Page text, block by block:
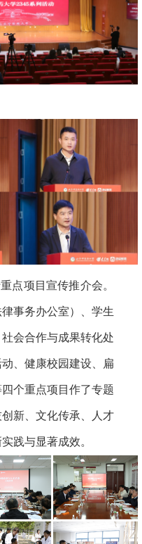
点项目宣传推介会。
事务办公室）、学生
会合作与成果转化处
、健康校园建设、扁
个重点项目作了专题
新、文化传承、人才
践与显著成效。